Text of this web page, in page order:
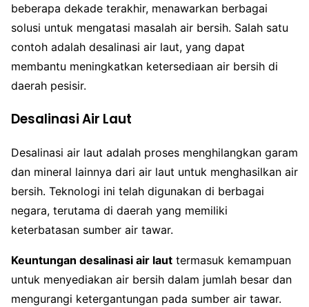
beberapa dekade terakhir, menawarkan berbagai
solusi untuk mengatasi masalah air bersih. Salah satu
contoh adalah desalinasi air laut, yang dapat
membantu meningkatkan ketersediaan air bersih di
daerah pesisir.
Desalinasi Air Laut
Desalinasi air laut adalah proses menghilangkan garam
dan mineral lainnya dari air laut untuk menghasilkan air
bersih. Teknologi ini telah digunakan di berbagai
negara, terutama di daerah yang memiliki
keterbatasan sumber air tawar.
Keuntungan desalinasi air laut termasuk kemampuan
untuk menyediakan air bersih dalam jumlah besar dan
mengurangi ketergantungan pada sumber air tawar.